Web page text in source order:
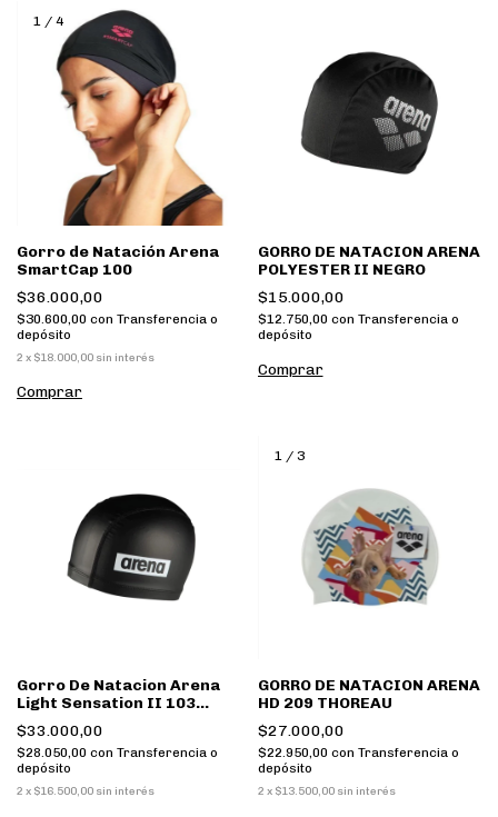
1 / 4
Gorro de Natación Arena
SmartCap 100
$36.000,00
$30.600,00 con Transferencia o
depósito
2 x $18.000,00 sin interés
Comprar
GORRO DE NATACION ARENA
POLYESTER II NEGRO
$15.000,00
$12.750,00 con Transferencia o
depósito
Comprar
Gorro De Natacion Arena
Light Sensation II 103
Negro
$33.000,00
$28.050,00 con Transferencia o
depósito
2 x $16.500,00 sin interés
1 / 3
GORRO DE NATACION ARENA
HD 209 THOREAU
$27.000,00
$22.950,00 con Transferencia o
depósito
2 x $13.500,00 sin interés